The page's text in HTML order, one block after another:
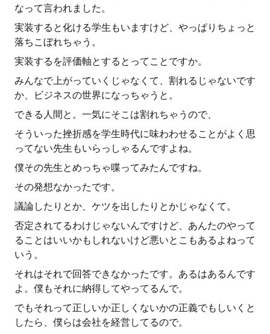
なって言われました。
実装すると化ける学生もいますけど、やっぱりちょっと
落ちこぼれちゃう。
実装するを評価軸とするとってことですか。
みんなで上がっていくじゃなくて、割れるじゃないです
か、ビジネスの世界になっちゃうと。
できる人間と。一気にそこは割れちゃうので、
そういった挫折感を学生時代に味わわせることがよく思
ってない先生もいらっしゃるんですよね。
僕その先生とめっちゃ喋ってみたんですね。
その発想なかったです。
議論したりとか、ケツを出したりとかじゃなくて。
否定されてるわけじゃないんですけど、あんたのやって
ることはいいかもしれないけど悪いとこもあるよねって
いう。
それはそれで回答できなかったです。あるはあるんです
よ。僕もそれに納得してやってるんで。
でもそれって正しいか正しくないかの正義でもしいくと
したら、僕らは会社を経営してるので。